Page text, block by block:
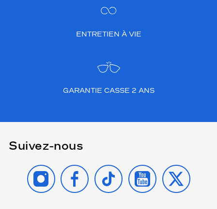
ENTRETIEN À VIE
GARANTIE CASSE 2 ANS
Suivez-nous
INSTAGRAMFACEBOOK
TIKTOK YOUTUBE
X